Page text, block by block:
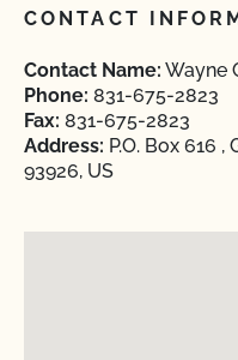
CONTACT
Contact Name: Wayne
Phone: 831-675-2823
Fax: 831-675-2823
Address: P.O. Box 616
93926, US